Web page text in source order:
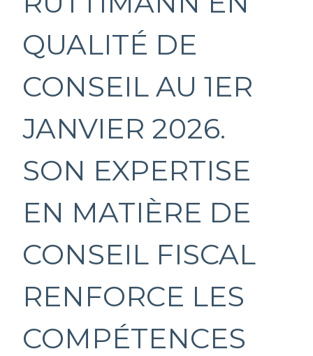
QUALITÉ DE
CONSEIL AU 1ER
JANVIER 2026.
SON EXPERTISE
EN MATIÈRE DE
CONSEIL FISCAL
RENFORCE LES
COMPÉTENCES